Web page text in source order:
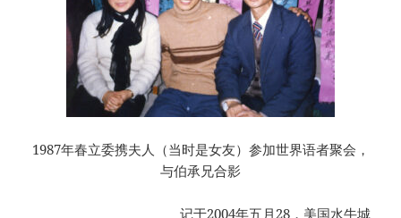
1987年春立委携夫人（当时是女友）参加世界语者聚会，
与伯承兄合影
记于2004年五月28，美国水牛城